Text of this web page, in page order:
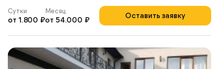
Оставить заявку
Сутки
от 1.800 ₽
Месяц
от 54.000 ₽